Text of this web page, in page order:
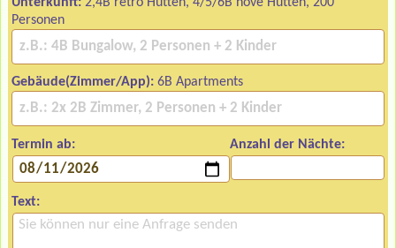
Unterkunft: 2,4B retro Hütten, 4/5/6B nové Hütten, 200
Personen
Gebäude(Zimmer/App): 6B Apartments
Termin ab: Anzahl der Nächte:
Text: